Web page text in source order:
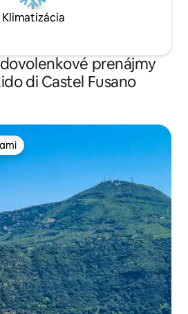
Klimatizácia
prenájmy
di Castel Fusano